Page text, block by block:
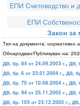
ЕПИ Счетоводство и
ЕПИ
Закон за
Тип на документа: нормативен
Обнародван/Публикуван на:
ДВ, бр. 84 от 24.09.2003 г., ДВ,
ДВ, бр. 6 от 23.01.2004 г., ДВ,
ДВ, бр. 70 от 10.08.2004 г., ДВ,
ДВ, бр. 94 от 25.11.2005 г., ДВ,
ДВ, бр. 103 от 23.12.2005 г.,